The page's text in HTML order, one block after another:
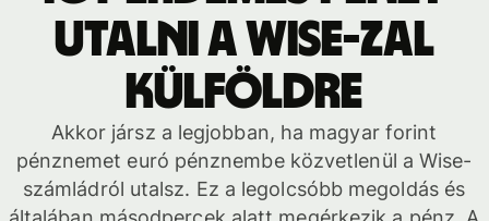
utalni a Wise-zal
külföldre
Akkor jársz a legjobban, ha magyar forint
pénznemet euró pénznembe közvetlenül a Wise-
számládról utalsz. Ez a legolcsóbb megoldás és